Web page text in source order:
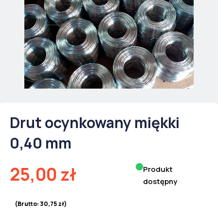
Drut ocynkowany miękki
0,40 mm
25,00 zł
(Brutto: 30,75zł)
Produkt
dostępny